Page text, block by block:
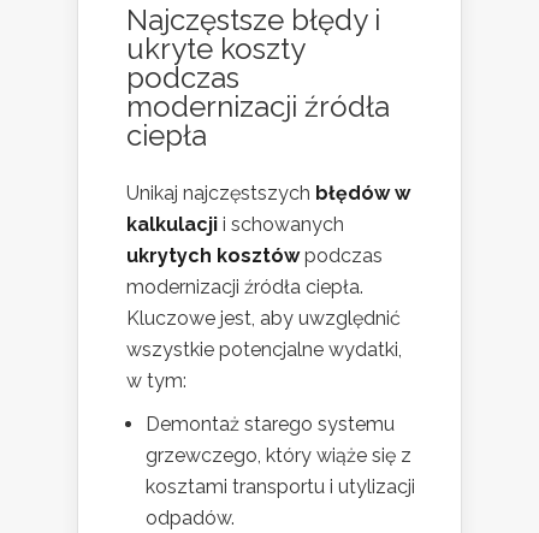
Najczęstsze błędy i
ukryte koszty
podczas
modernizacji źródła
ciepła
Unikaj najczęstszych błędów w
kalkulacji i schowanych
ukrytych kosztówpodczas
modernizacji źródła ciepła.
Kluczowe jest, aby uwzględnić
wszystkie potencjalne wydatki,
w tym:
Demontaż starego systemu
grzewczego, który wiąże się z
kosztami transportu i utylizacji
odpadów.